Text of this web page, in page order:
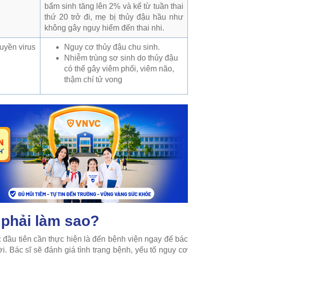
bẩm sinh tăng lên 2% và kể từ tuần thai
thứ 20 trở đi, mẹ bị thủy đậu hầu như
không gây nguy hiểm đến thai nhi.
virus
Nguy cơ thủy đậu chu sinh.
Nhiễm trùng sơ sinh do thủy đậu
có thể gây viêm phổi, viêm não,
thậm chí tử vong
làm sao?
đầu tiên cần thực hiện là đến bệnh viện ngay để bác
Bác sĩ sẽ đánh giá tình trạng bệnh, yếu tố nguy cơ